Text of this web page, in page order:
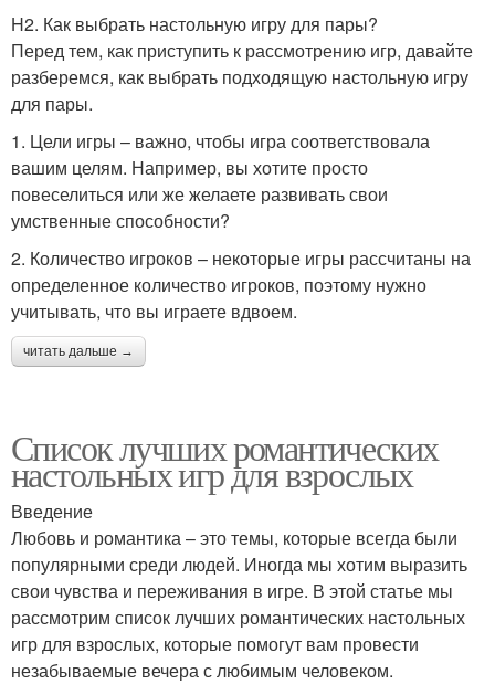
H2. Как выбрать настольную игру для пары?
Перед тем, как приступить к рассмотрению игр, давайте
разберемся, как выбрать подходящую настольную игру
для пары.
1. Цели игры – важно, чтобы игра соответствовала
вашим целям. Например, вы хотите просто
повеселиться или же желаете развивать свои
умственные способности?
2. Количество игроков – некоторые игры рассчитаны на
определенное количество игроков, поэтому нужно
учитывать, что вы играете вдвоем.
читать дальше →
Список лучших романтических
настольных игр для взрослых
Введение
Любовь и романтика – это темы, которые всегда были
популярными среди людей. Иногда мы хотим выразить
свои чувства и переживания в игре. В этой статье мы
рассмотрим список лучших романтических настольных
игр для взрослых, которые помогут вам провести
незабываемые вечера с любимым человеком.